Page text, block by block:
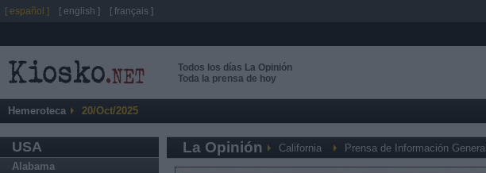
Todos los días La Opinión
Toda la prensa de hoy
Hemeroteca 20/Oct/2025
USA
Alabama
La Opinión California Prensa de Información General
[ español ] [ english ] [ français ]